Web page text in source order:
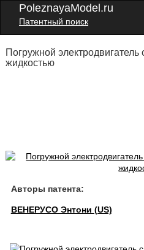
PoleznayaModel.ru
Патентный поиск
Погружной
жидкостью
Авторы патента:
ВЕНЕРУСО Энтони (US)